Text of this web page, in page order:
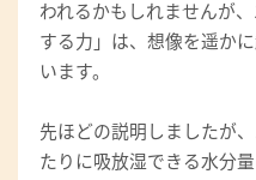
われるかもしれませんが
する力」は、想像を遥か
います。
先ほどの説明しましたが
たりに吸放湿できる水分